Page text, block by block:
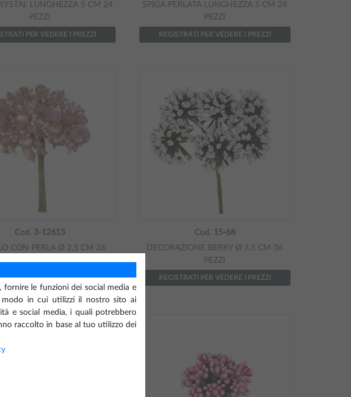
LUNGHEZZA 5 CM 24
PEZZI
PER VEDERE I PREZZI
SPIGA PERLATA LUNGHEZZA 5 CM 24
PEZZI
REGISTRATI PER VEDERE I PREZZI
Cod. 3-12613
CON PERLA Ø 2,5 CM 36
PER VEDERE I PREZZI
Cod. 15-68
DECORAZIONE BERRY Ø 3,5 CM 36
PEZZI
REGISTRATI PER VEDERE I PREZZI
le funzioni dei social media e
modo in cui utilizzi il nostro sito ai
e social media, i quali potrebbero
raccolto in base al tuo utilizzo dei